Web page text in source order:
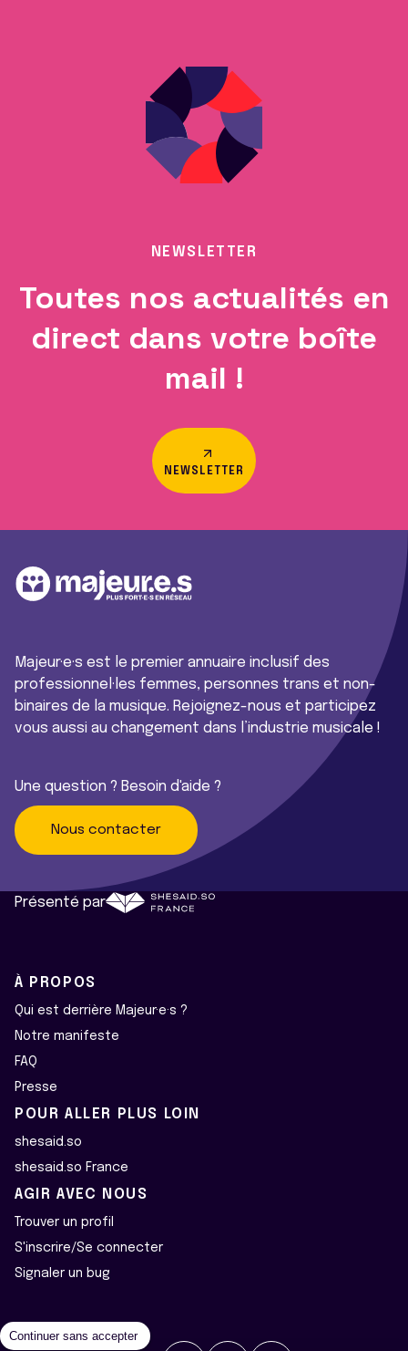
NEWSLETTER
Toutes nos actualités en
direct dans votre boîte
mail !
NEWSLETTER
Majeur·e·s est le premier annuaire inclusif des
professionnel·les femmes, personnes trans et non-
binaires de la musique. Rejoignez-nous et participez
vous aussi au changement dans l’industrie musicale !
Une question ? Besoin d'aide ?
Nous contacter
Présenté par
À PROPOS
Qui est derrière Majeur·e·s ?
Notre manifeste
FAQ
Presse
POUR ALLER PLUS LOIN
shesaid.so
shesaid.so France
AGIR AVEC NOUS
Trouver un profil
S'inscrire/Se connecter
Signaler un bug
Continuer sans accepter